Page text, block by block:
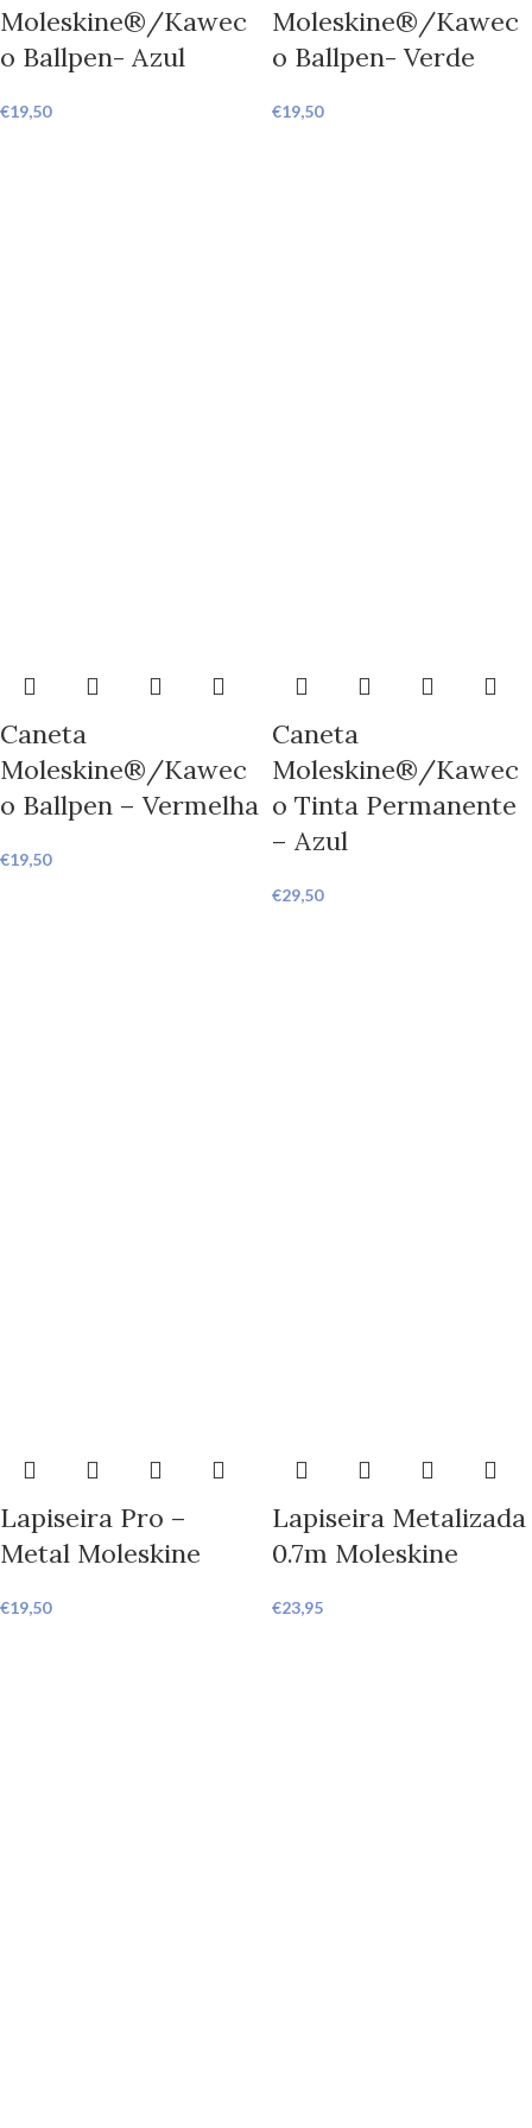
Moleskine®/Kawec
o Ballpen- Azul
€19,50
Moleskine®/Kawec
o Ballpen- Verde
€19,50
Caneta
Moleskine®/Kawec
o Ballpen – Vermelha
€19,50
Caneta
Moleskine®/Kawec
o Tinta Permanente
– Azul
€29,50
Lapiseira Pro –
Metal Moleskine
€19,50
Lapiseira Metalizada
0.7m Moleskine
€23,95